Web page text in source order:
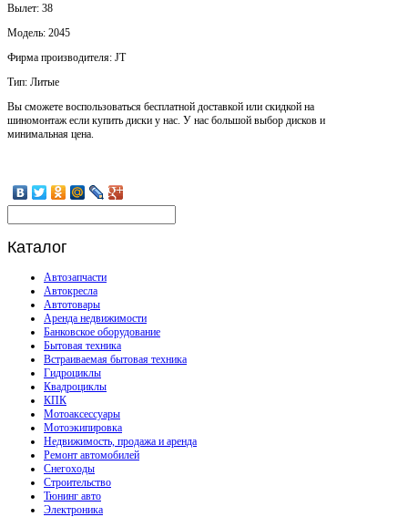
Вылет: 38
Модель: 2045
Фирма производителя: JT
Тип: Литые
Вы сможете воспользоваться бесплатной доставкой или скидкой на
шиномонтаж если купить диски у нас. У нас большой выбор дисков и
минимальная цена.
Каталог
Автозапчасти
Автокресла
Автотовары
Аренда недвижимости
Банковское оборудование
Бытовая техника
Встраиваемая бытовая техника
Гидроциклы
Квадроциклы
КПК
Мотоаксессуары
Мотоэкипировка
Недвижимость, продажа и аренда
Ремонт автомобилей
Снегоходы
Строительство
Тюнинг авто
Электроника